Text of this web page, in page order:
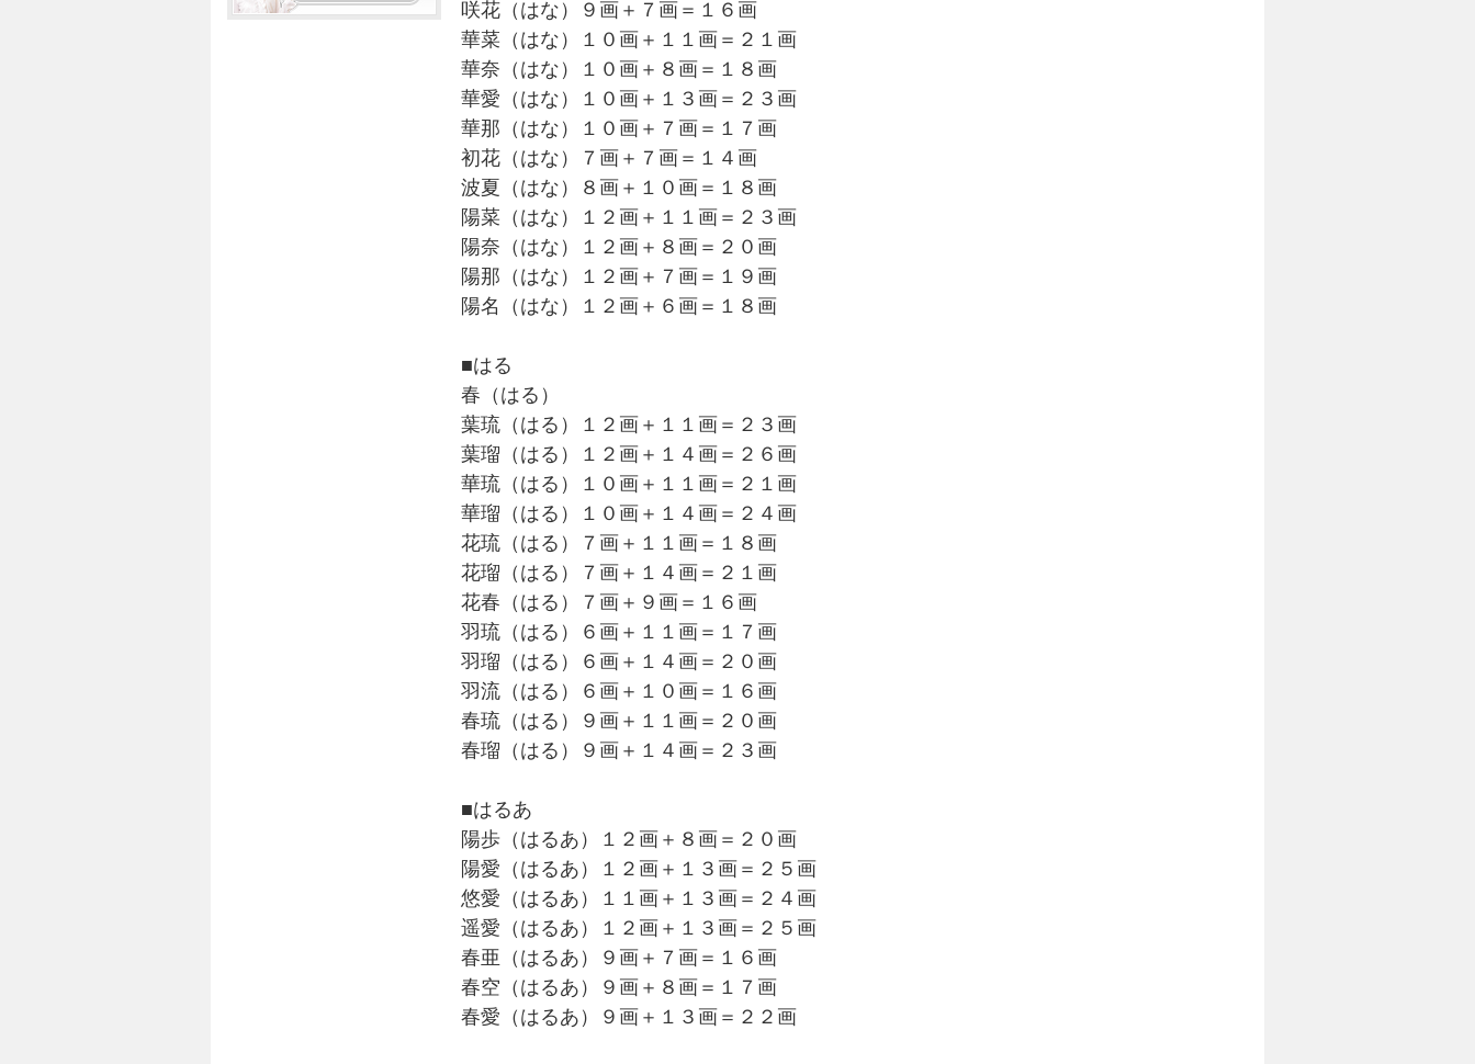
咲花（はな）９画＋７画＝１６画
華菜（はな）１０画＋１１画＝２１画
華奈（はな）１０画＋８画＝１８画
華愛（はな）１０画＋１３画＝２３画
華那（はな）１０画＋７画＝１７画
初花（はな）７画＋７画＝１４画
波夏（はな）８画＋１０画＝１８画
陽菜（はな）１２画＋１１画＝２３画
陽奈（はな）１２画＋８画＝２０画
陽那（はな）１２画＋７画＝１９画
陽名（はな）１２画＋６画＝１８画
■はる
春（はる）
葉琉（はる）１２画＋１１画＝２３画
葉瑠（はる）１２画＋１４画＝２６画
華琉（はる）１０画＋１１画＝２１画
華瑠（はる）１０画＋１４画＝２４画
花琉（はる）７画＋１１画＝１８画
花瑠（はる）７画＋１４画＝２１画
花春（はる）７画＋９画＝１６画
羽琉（はる）６画＋１１画＝１７画
羽瑠（はる）６画＋１４画＝２０画
羽流（はる）６画＋１０画＝１６画
春琉（はる）９画＋１１画＝２０画
春瑠（はる）９画＋１４画＝２３画
■はるあ
陽歩（はるあ）１２画＋８画＝２０画
陽愛（はるあ）１２画＋１３画＝２５画
悠愛（はるあ）１１画＋１３画＝２４画
遥愛（はるあ）１２画＋１３画＝２５画
春亜（はるあ）９画＋７画＝１６画
春空（はるあ）９画＋８画＝１７画
春愛（はるあ）９画＋１３画＝２２画